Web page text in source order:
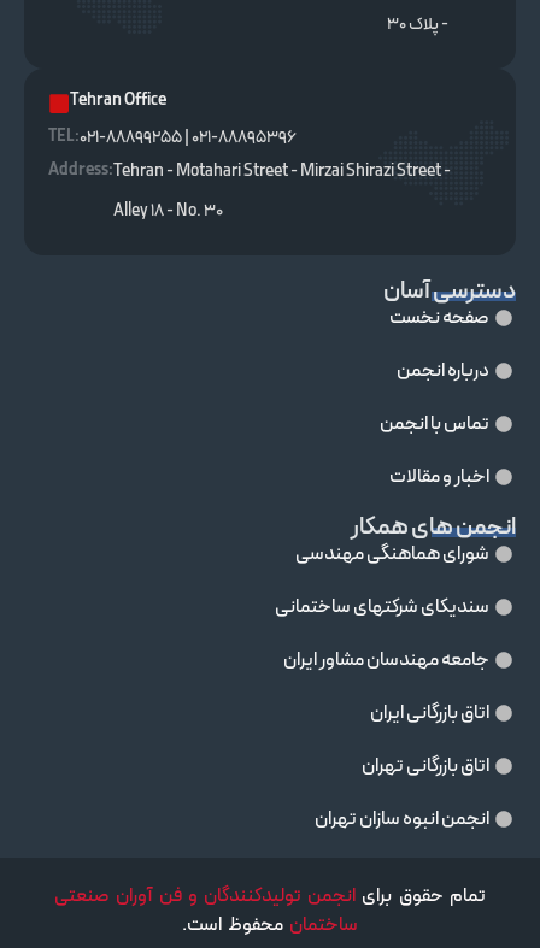
- پلاک ۳۰
Tehran Office
TEL :
021-88895396 | 021-88899255
Address:Tehran - Motahari Street - Mirzai Shirazi Street -
Alley 18 - No. 30
دسترسی آسان
صفحه نخست
درباره انجمن
تماس با انجمن
اخبار و مقالات
انجمن های همکار
شورای هماهنگی مهندسی
سندیکای شرکتهای ساختمانی
جامعه مهندسان مشاور ايران
اتاق بازرگانی ایران
اتاق بازرگانی تهران
انجمن انبوه سازان تهران
تمام حقوق برای انجمن تولیدکنندگان و فن آوران صنعتی
ساختمان محفوظ است.